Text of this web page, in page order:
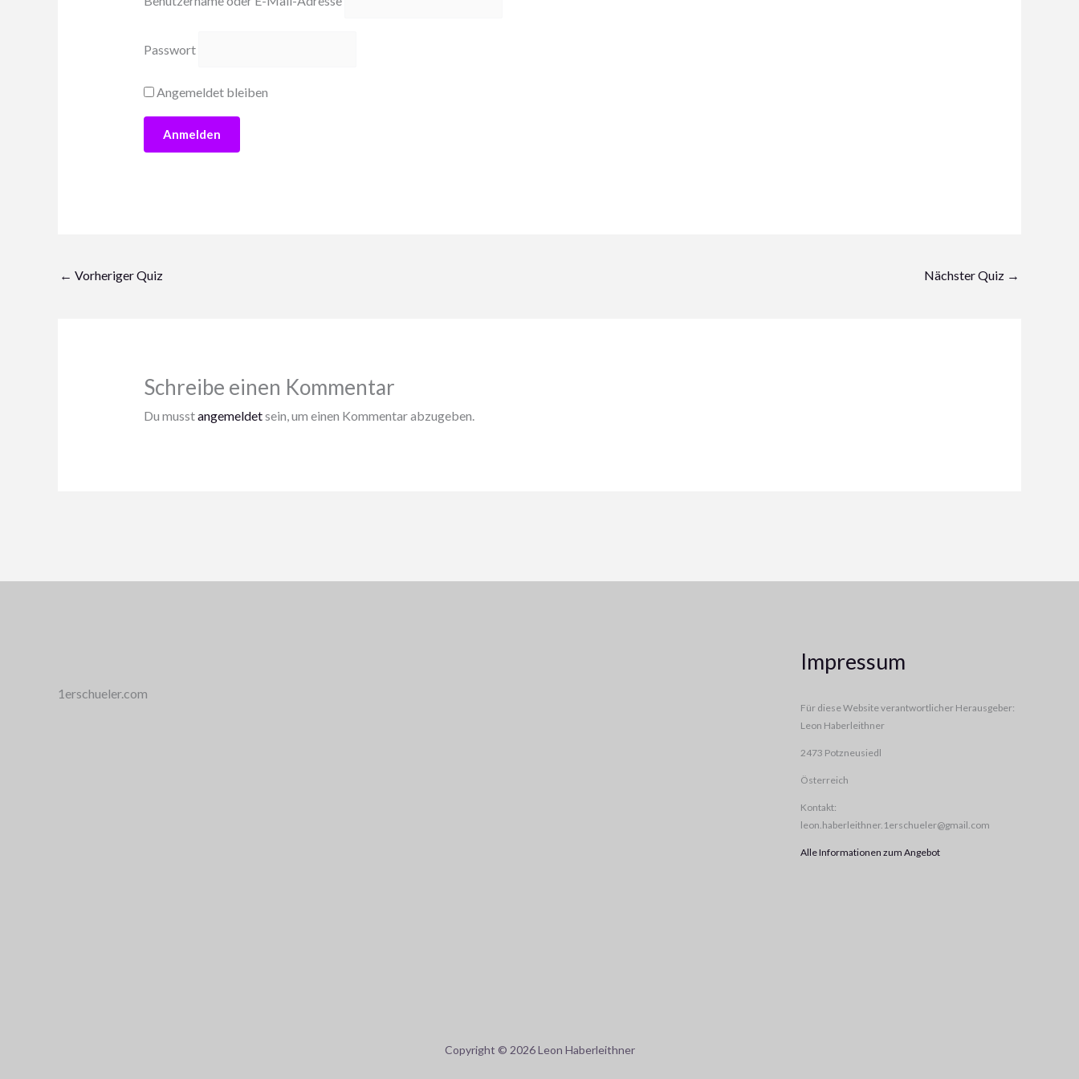
Passwort
Angemeldet bleiben
← Vorheriger Quiz Nächster Quiz →
Schreibe einen Kommentar
Du musstangemeldetsein, um einen Kommentar abzugeben.
1erschueler.com
Impressum
Für diese Website verantwortlicher Herausgeber:
Leon Haberleithner
2473 Potzneusiedl
Österreich
Kontakt:
leon.haberleithner.1erschueler@gmail.com
Alle Informationen zum Angebot
Copyright © 2026 Leon Haberleithner